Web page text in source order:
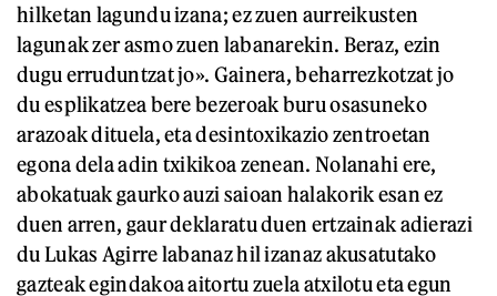
hilketan lagundu izana; ez zuen aurreikusten
lagunak zer asmo zuen labanarekin. Beraz, ezin
dugu erruduntzat jo». Gainera, beharrezkotzat jo
du esplikatzea bere bezeroak buru osasuneko
arazoak dituela, eta desintoxikazio zentroetan
egona dela adin txikikoa zenean. Nolanahi ere,
abokatuak gaurko auzi saioan halakorik esan ez
duen arren, gaur deklaratu duen ertzainak adierazi
du Lukas Agirre labanaz hil izanaz akusatutako
gazteak egindakoa aitortu zuela atxilotu eta egun